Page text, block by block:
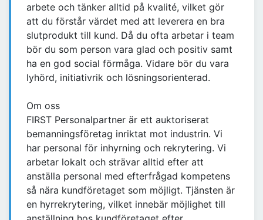
arbete och tänker alltid på kvalité, vilket gör
att du förstår värdet med att leverera en bra
slutprodukt till kund. Då du ofta arbetar i team
bör du som person vara glad och positiv samt
ha en god social förmåga. Vidare bör du vara
lyhörd, initiativrik och lösningsorienterad.
Om oss
FIRST Personalpartner är ett auktoriserat
bemanningsföretag inriktat mot industrin. Vi
har personal för inhyrning och rekrytering. Vi
arbetar lokalt och strävar alltid efter att
anställa personal med efterfrågad kompetens
så nära kundföretaget som möjligt. Tjänsten är
en hyrrekrytering, vilket innebär möjlighet till